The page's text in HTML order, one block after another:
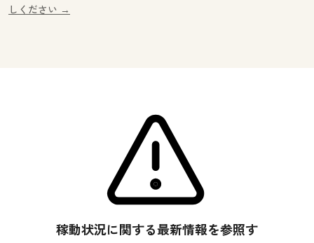
しください →
稼動状況に関する最新情報を参照す